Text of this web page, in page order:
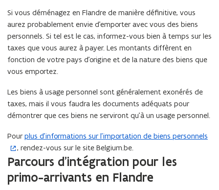
u
m
e
n
t
d
e
s
é
j
u
n
c
c
u
m
e
n
s
e
s
é
o
u
r
n
é
Si vous déménagez en Flandre de manière définitive, vous
aurez probablement envie d’emporter avec vous des biens
personnels. Si tel est le cas, informez-vous bien à temps sur les
taxes que vous aurez à payer. Les montants diffèrent en
fonction de votre pays d’origine et de la nature des biens que
vous emportez.
Les biens à usage personnel sont généralement exonérés de
taxes, mais il vous faudra les documents adéquats pour
démontrer que ces biens ne serviront qu’à un usage personnel.
Pour plus d’informations sur l’importation de biens personnels
(
S
'
u
, rendez-vous sur le site Belgium.be.
Parcours d’intégration pour les
primo-arrivants en Flandre